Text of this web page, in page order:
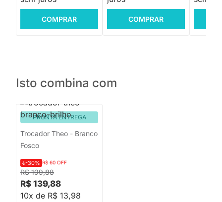
COMPRAR COMPRAR
Isto combina com
PRONTA ENTREGA
Trocador Theo - Branco
Fosco
R$ 199,88
-30% R$ 60 OFF
R$ 139,88
10x de R$ 13,98